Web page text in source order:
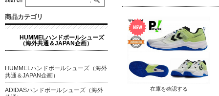
在庫を確認する
商品カテゴリ
HUMMELハンドボールシューズ
（海外共通＆JAPAN企画）
HUMMELハンドボールシューズ（海外
共通＆JAPAN企画）
ADIDASハンドボールシューズ（海外